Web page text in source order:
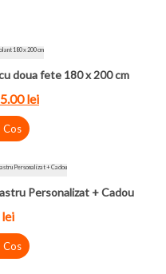
doua fete 180 x 200 cm
lei
Cos
Personalizat + Cadou
lei
Cos